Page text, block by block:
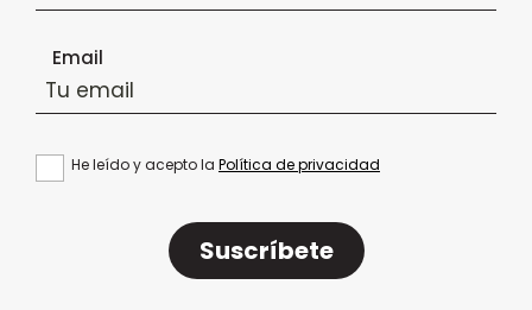
Email
He leído y acepto la Política de privacidad
Suscríbete